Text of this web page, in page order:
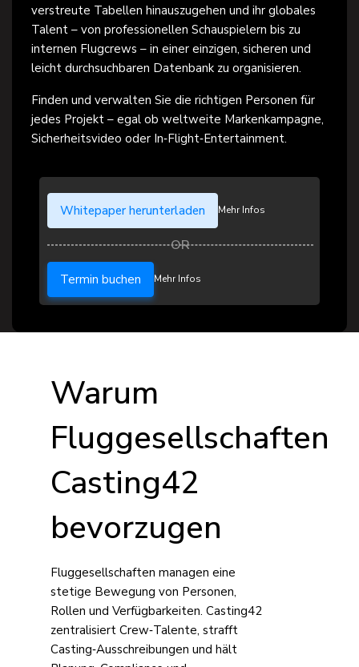
verstreute Tabellen hinauszugehen und ihr globales
Talent – von professionellen Schauspielern bis zu
internen Flugcrews – in einer einzigen, sicheren und
leicht durchsuchbaren Datenbank zu organisieren.
Finden und verwalten Sie die richtigen Personen für
jedes Projekt – egal ob weltweite Markenkampagne,
Sicherheitsvideo oder In‑Flight‑Entertainment.
Whitepaper herunterladen Mehr Infos
Termin buchen Mehr Infos
Warum
Fluggesellschaften
Casting42
bevorzugen
Fluggesellschaften managen eine
stetige Bewegung von Personen,
Rollen und Verfügbarkeiten. Casting42
zentralisiert Crew‑Talente, strafft
Casting‑Ausschreibungen und hält